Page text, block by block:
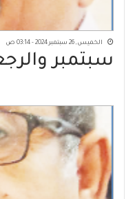
الخميس, 26 سبتمبر 2024 - 03:14 ص
سبتمبر